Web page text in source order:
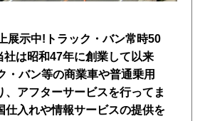
ログイン
展示中!トラック・バン常時50
社は昭和47年に創業して以来
・バン等の商業車や普通乗用
、アフターサービスを行ってま
仕入れや情報サービスの提供を